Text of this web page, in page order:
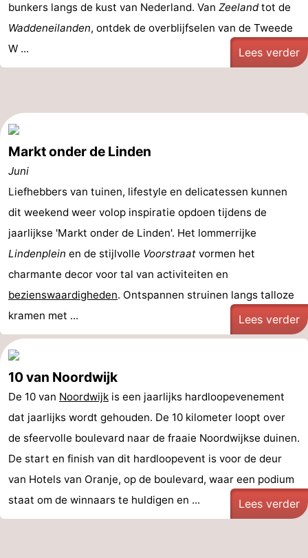
bunkers langs de kust van Nederland. Van Zeelandtot de
Waddeneilanden, ontdek de overblijfselen van de Tweede
W ...
Lees verder
Markt onder de Linden
Juni
Liefhebbers van tuinen, lifestyle en delicatessen kunnen
dit weekend weer volop inspiratie opdoen tijdens de
jaarlijkse 'Markt onder de Linden'. Het lommerrijke
Lindenplein en de stijlvolle Voorstraat vormen het
charmante decor voor tal van activiteiten en
bezienswaardigheden. Ontspannen struinen langs talloze
kramen met ...
Lees verder
10 van Noordwijk
De 10 van Noordwijk is een jaarlijks hardloopevenement
dat jaarlijks wordt gehouden. De 10 kilometer loopt over
de sfeervolle boulevard naar de fraaie Noordwijkse duinen.
De start en finish van dit hardloopevent is voor de deur
van Hotels van Oranje, op de boulevard, waar een podium
staat om de winnaars te huldigen en ...
Lees verder